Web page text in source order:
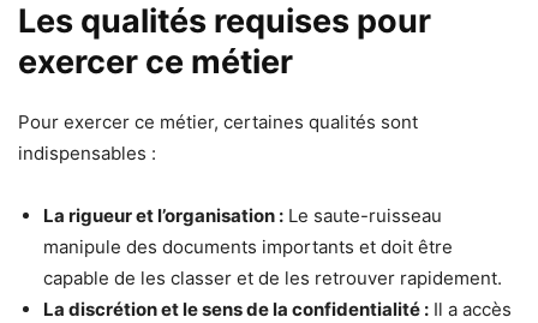
Les qualités requises pour
exercer ce métier
Pour exercer ce métier, certaines qualités sont
indispensables :
La rigueur et l’organisation : Le saute-ruisseau
manipule des documents importants et doit être
capable de les classer et de les retrouver rapidement.
La discrétion et le sens de la confidentialité : Il a accès